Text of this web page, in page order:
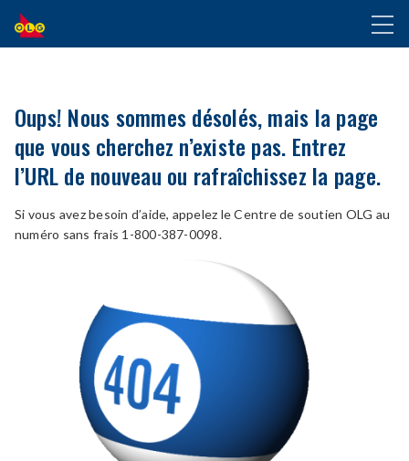
ALLER
AU
CONTENU
Oups! Nous sommes désolés, mais la page
que vous cherchez n’existe pas. Entrez
l’URL de nouveau ou rafraîchissez la page.
Si vous avez besoin d’aide, appelez le Centre de soutien OLG au
numéro sans frais 1-800-387-0098.